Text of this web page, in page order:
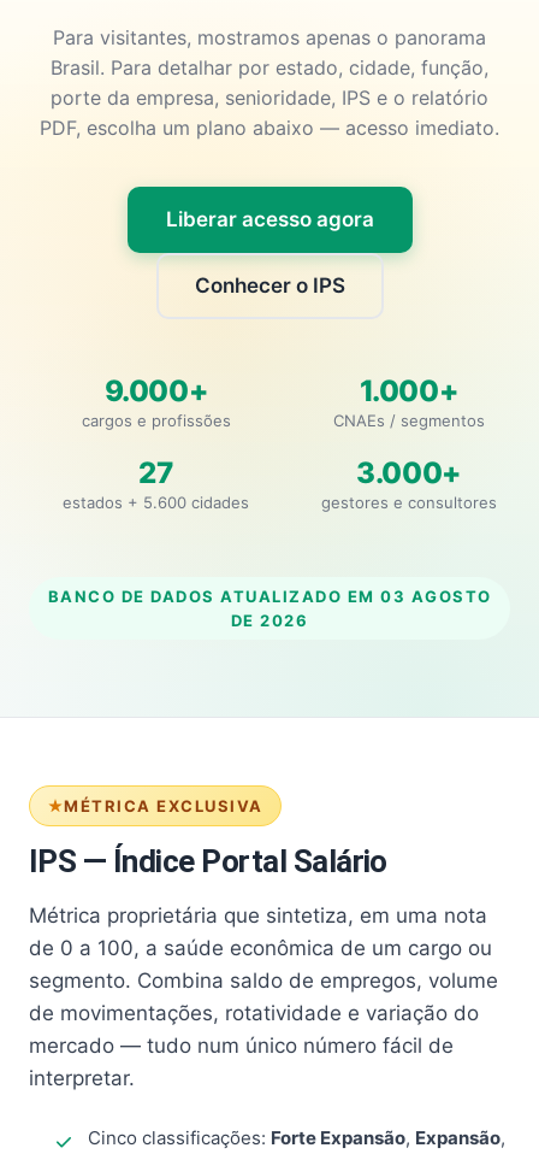
Para visitantes, mostramos apenas o panorama
Brasil. Para detalhar por estado, cidade, função,
porte da empresa, senioridade, IPS e o relatório
PDF, escolha um plano abaixo — acesso imediato.
Liberar acesso agora
Conhecer o IPS
9.000+
cargos e profissões
1.000+
CNAEs / segmentos
27
estados + 5.600 cidades
3.000+
gestores e consultores
BANCO DE DADOS ATUALIZADO EM 03 AGOSTO
DE 2026
MÉTRICA EXCLUSIVA
IPS — Índice Portal Salário
Métrica proprietária que sintetiza, em uma nota
de 0 a 100, a saúde econômica de um cargo ou
segmento. Combina saldo de empregos, volume
de movimentações, rotatividade e variação do
mercado — tudo num único número fácil de
interpretar.
Cinco classificações: Forte Expansão, Expansão,